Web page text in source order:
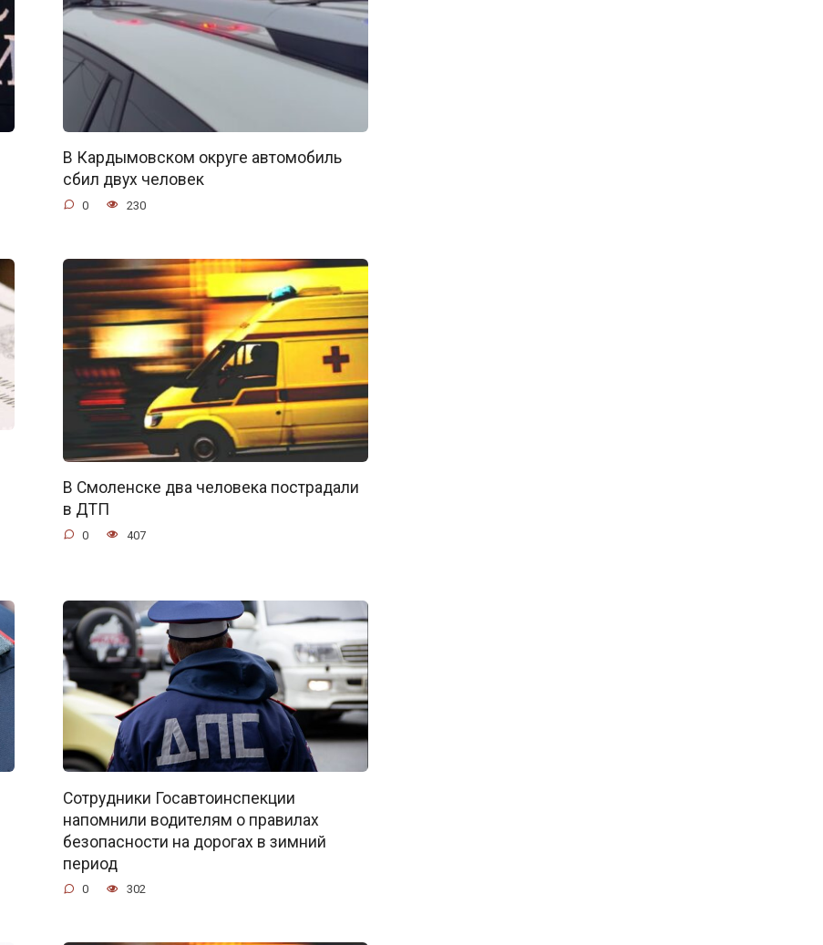
В Кардымовском округе автомобиль
сбил двух человек
0 230
В Смоленске два человека пострадали
в ДТП
0 407
Сотрудники Госавтоинспекции
напомнили водителям о правилах
безопасности на дорогах в зимний
период
0 302